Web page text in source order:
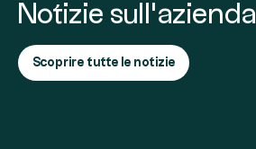
Notizie sull'azienda
Scoprire tutte le notizie